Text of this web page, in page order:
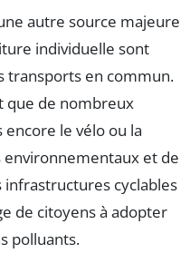
autre source majeure
individuelle sont
transports en commun.
que de nombreux
le vélo ou la
et de
cyclables
de citoyens à adopter
polluants.